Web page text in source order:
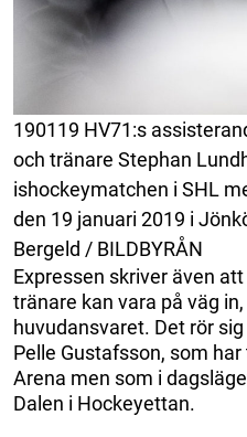
190119 HV71:s
och tränare Stephan
ishockeymatchen i SHL
den 19 januari 2019 i
Bergeld / BILDBYRÅN
Expressen skriver även
tränare kan vara på väg
huvudansvaret. Det rör
Pelle Gustafsson, som
Arena men som i
Dalen i Hockeyettan.